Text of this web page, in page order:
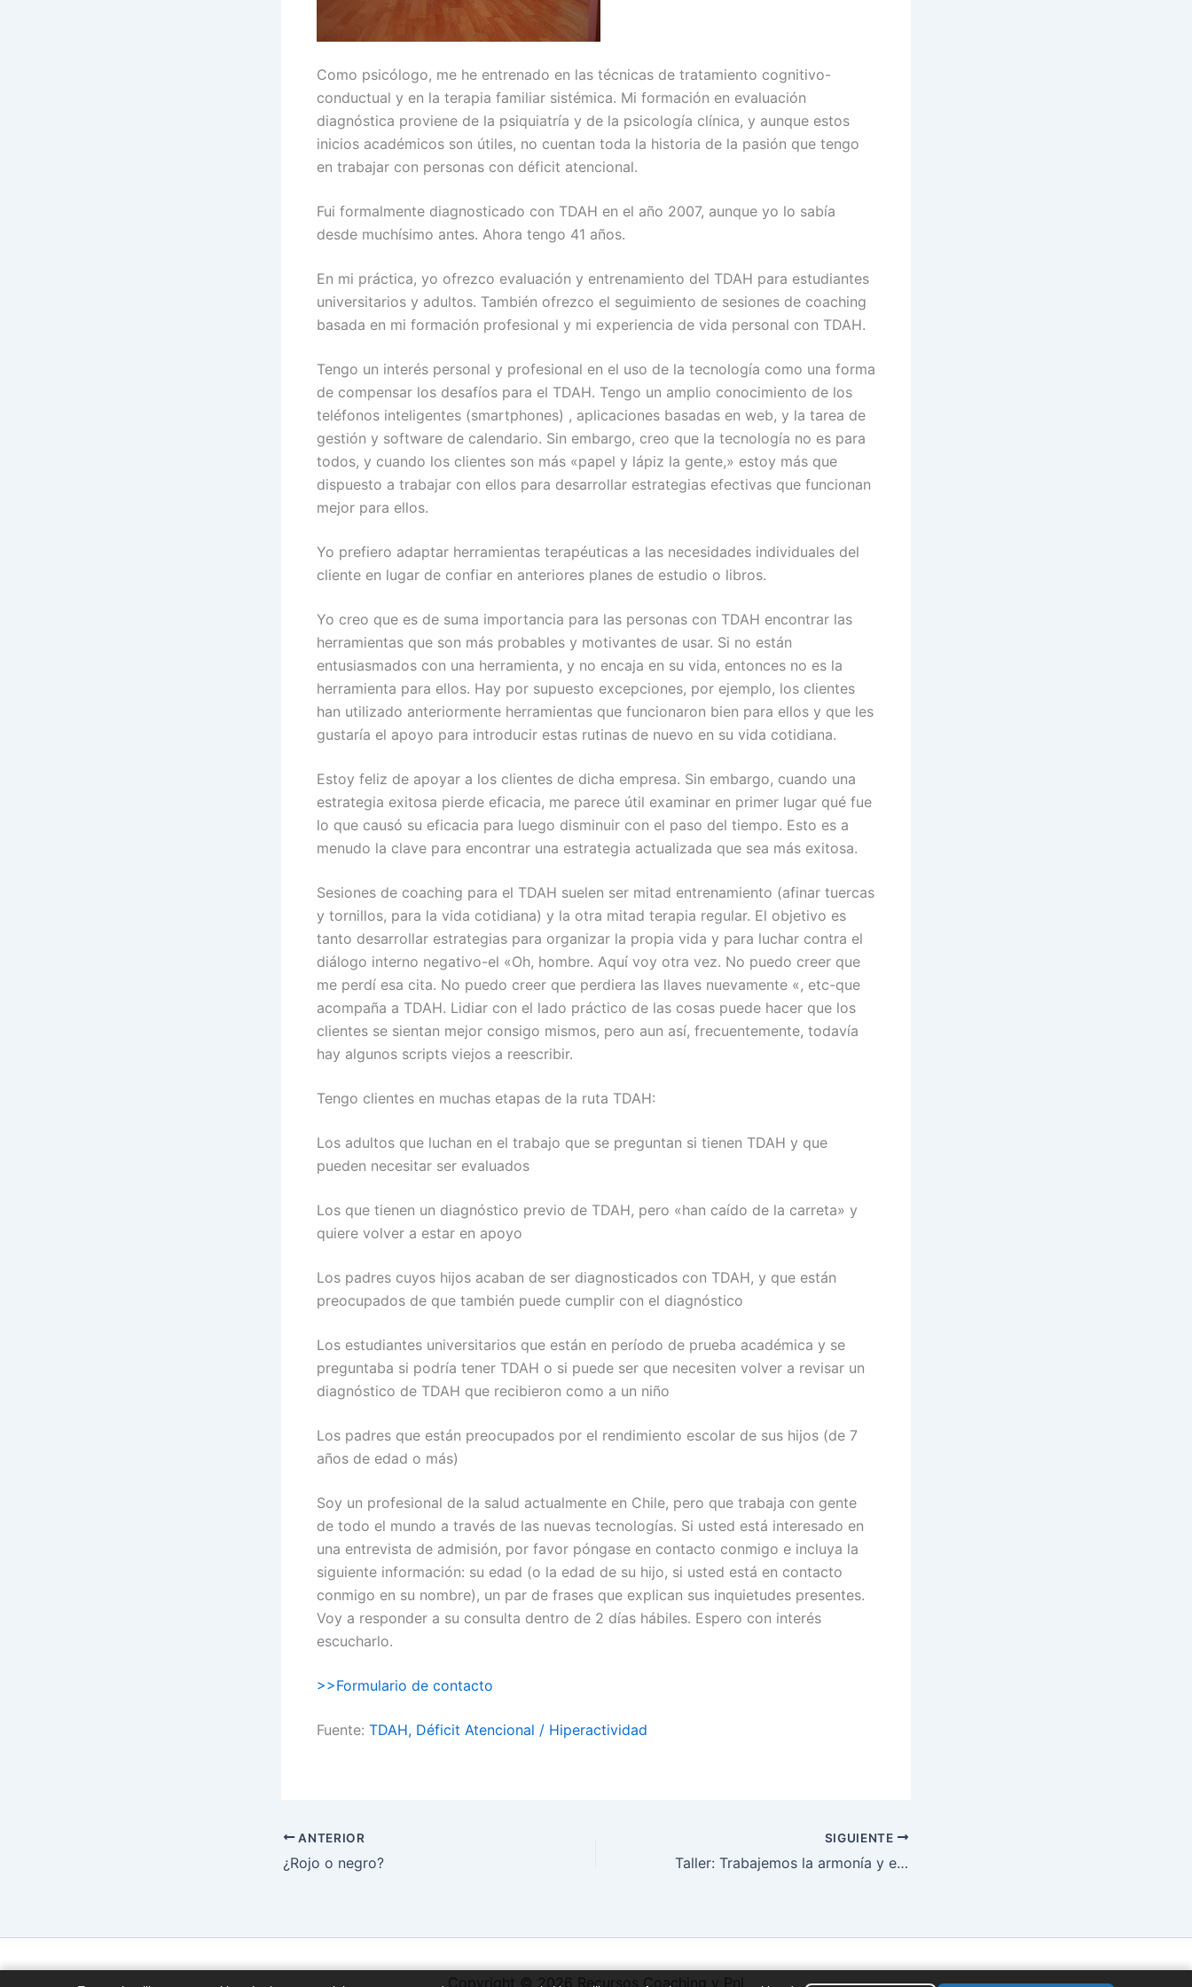
Como psicólogo, me he entrenado en las técnicas de tratamiento cognitivo-
conductual y en la terapia familiar sistémica. Mi formación en evaluación
diagnóstica proviene de la psiquiatría y de la psicología clínica, y aunque estos
inicios académicos son útiles, no cuentan toda la historia de la pasión que tengo
en trabajar con personas con déficit atencional.
Fui formalmente diagnosticado con TDAH en el año 2007, aunque yo lo sabía
desde muchísimo antes. Ahora tengo 41 años.
En mi práctica, yo ofrezco evaluación y entrenamiento del TDAH para estudiantes
universitarios y adultos. También ofrezco el seguimiento de sesiones de coaching
basada en mi formación profesional y mi experiencia de vida personal con TDAH.
Tengo un interés personal y profesional en el uso de la tecnología como una forma
de compensar los desafíos para el TDAH. Tengo un amplio conocimiento de los
teléfonos inteligentes (smartphones) , aplicaciones basadas en web, y la tarea de
gestión y software de calendario. Sin embargo, creo que la tecnología no es para
todos, y cuando los clientes son más «papel y lápiz la gente,» estoy más que
dispuesto a trabajar con ellos para desarrollar estrategias efectivas que funcionan
mejor para ellos.
Yo prefiero adaptar herramientas terapéuticas a las necesidades individuales del
cliente en lugar de confiar en anteriores planes de estudio o libros.
Yo creo que es de suma importancia para las personas con TDAH encontrar las
herramientas que son más probables y motivantes de usar. Si no están
entusiasmados con una herramienta, y no encaja en su vida, entonces no es la
herramienta para ellos. Hay por supuesto excepciones, por ejemplo, los clientes
han utilizado anteriormente herramientas que funcionaron bien para ellos y que les
gustaría el apoyo para introducir estas rutinas de nuevo en su vida cotidiana.
Estoy feliz de apoyar a los clientes de dicha empresa. Sin embargo, cuando una
estrategia exitosa pierde eficacia, me parece útil examinar en primer lugar qué fue
lo que causó su eficacia para luego disminuir con el paso del tiempo. Esto es a
menudo la clave para encontrar una estrategia actualizada que sea más exitosa.
Sesiones de coaching para el TDAH suelen ser mitad entrenamiento (afinar tuercas
y tornillos, para la vida cotidiana) y la otra mitad terapia regular. El objetivo es
tanto desarrollar estrategias para organizar la propia vida y para luchar contra el
diálogo interno negativo-el «Oh, hombre. Aquí voy otra vez. No puedo creer que
me perdí esa cita. No puedo creer que perdiera las llaves nuevamente «, etc-que
acompaña a TDAH. Lidiar con el lado práctico de las cosas puede hacer que los
clientes se sientan mejor consigo mismos, pero aun así, frecuentemente, todavía
hay algunos scripts viejos a reescribir.
Tengo clientes en muchas etapas de la ruta TDAH:
Los adultos que luchan en el trabajo que se preguntan si tienen TDAH y que
pueden necesitar ser evaluados
Los que tienen un diagnóstico previo de TDAH, pero «han caído de la carreta» y
quiere volver a estar en apoyo
Los padres cuyos hijos acaban de ser diagnosticados con TDAH, y que están
preocupados de que también puede cumplir con el diagnóstico
Los estudiantes universitarios que están en período de prueba académica y se
preguntaba si podría tener TDAH o si puede ser que necesiten volver a revisar un
diagnóstico de TDAH que recibieron como a un niño
Los padres que están preocupados por el rendimiento escolar de sus hijos (de 7
años de edad o más)
Soy un profesional de la salud actualmente en Chile, pero que trabaja con gente
de todo el mundo a través de las nuevas tecnologías. Si usted está interesado en
una entrevista de admisión, por favor póngase en contacto conmigo e incluya la
siguiente información: su edad (o la edad de su hijo, si usted está en contacto
conmigo en su nombre), un par de frases que explican sus inquietudes presentes.
Voy a responder a su consulta dentro de 2 días hábiles. Espero con interés
escucharlo.
>>Formulario de contacto
Fuente: TDAH, Déficit Atencional / Hiperactividad
ANTERIOR
¿Rojo o negro?
SIGUIENTE
Taller: Trabajemos la armonía y el bienestar
Copyright © 2026 Recursos Coaching y Pnl